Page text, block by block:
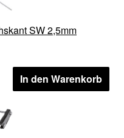
SW 2,5mm
In den Warenkorb